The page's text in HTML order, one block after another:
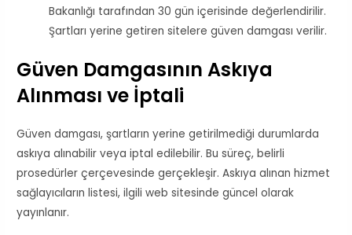
Bakanlığı tarafından 30 gün içerisinde değerlendirilir.
Şartları yerine getiren sitelere güven damgası verilir.
Güven Damgasının Askıya
Alınması ve İptali
Güven damgası, şartların yerine getirilmediği durumlarda
askıya alınabilir veya iptal edilebilir. Bu süreç, belirli
prosedürler çerçevesinde gerçekleşir. Askıya alınan hizmet
sağlayıcıların listesi, ilgili web sitesinde güncel olarak
yayınlanır.